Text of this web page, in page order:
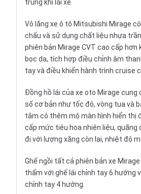
trung khi lái xe.
Vô lăng xe ô tô Mitsubishi Mirage
chấu và sử dụng chất liệu nhựa
phiên bản Mirage CVT cao cấp hơn
bọc da, tích hợp điều chỉnh âm
tay và điều khiển hành trình cruise
Đồng hồ lái của xe oto Mirage cung
số cơ bản như tốc độ, vòng tua và
tâm có thêm mộ màn hình hiển thị
cấp mức tiêu hoa nhiên liệu,
đi với lượng xăng còn lại, nhiệt độ
Ghế ngồi tất cả phiên bản xe
thấm với ghế lái chỉnh tay 6 hướng
chỉnh tay 4 hướng.